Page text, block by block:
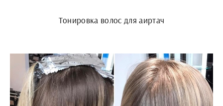
Тонировка волос для аиртач